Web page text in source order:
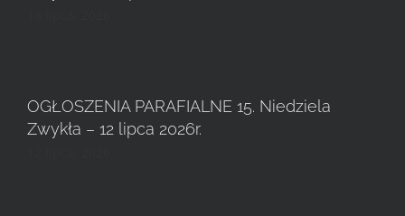
OGŁOSZENIA PARAFIALNE 15. Niedziela
Zwykła – 12 lipca 2026r.